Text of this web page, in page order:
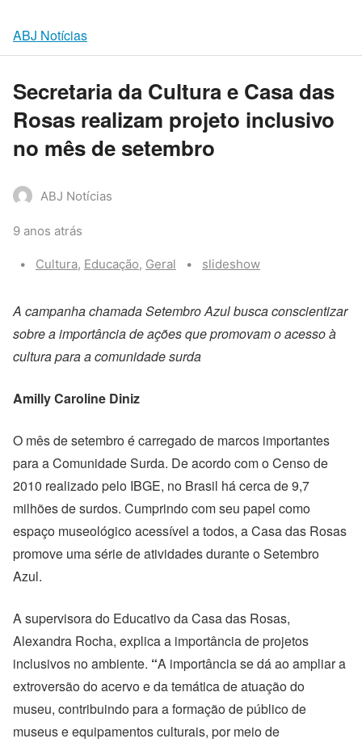
ABJ Notícias
Secretaria da Cultura e Casa das
Rosas realizam projeto inclusivo
no mês de setembro
ABJ Notícias
9 anos atrás
Categories:
Cultura, Educação, Geral Tags:
slideshow
A campanha chamada Setembro Azul busca conscientizar
sobre a importância de ações que promovam o acesso à
cultura para a comunidade surda
Amilly Caroline Diniz
O mês de setembro é carregado de marcos importantes
para a Comunidade Surda. De acordo com o Censo de
2010 realizado pelo IBGE, no Brasil há cerca de 9,7
milhões de surdos. Cumprindo com seu papel como
espaço museológico acessível a todos, a Casa das Rosas
promove uma série de atividades durante o Setembro
Azul.
A supervisora do Educativo da Casa das Rosas,
Alexandra Rocha, explica a importância de projetos
inclusivos no ambiente. “A importância se dá ao ampliar a
extroversão do acervo e da temática de atuação do
museu, contribuindo para a formação de público de
museus e equipamentos culturais, por meio de